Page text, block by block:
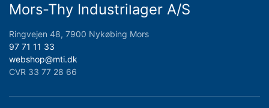
Mors-Thy Industrilager A/S
Ringvejen 48, 7900 Nykøbing Mors
97 71 11 33
webshop@mti.dk
CVR 33 77 28 66